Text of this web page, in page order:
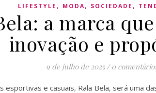
LIFESTYLE , MODA, SOCIEDADE ,
a marca
inovação e
9 de julho de 2025 / 0
esportivas e casuais, Rala Bela, será uma